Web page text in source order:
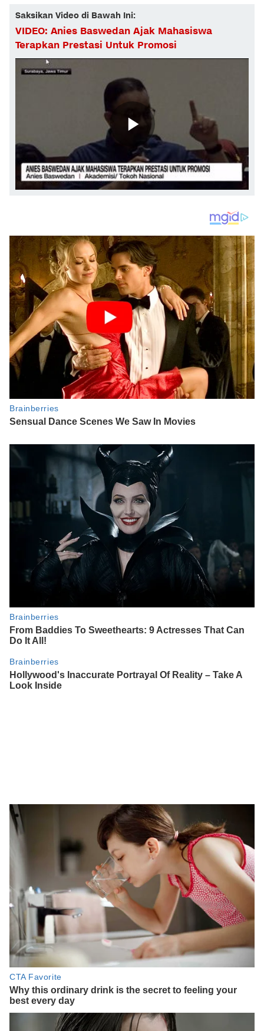
Saksikan Video di Bawah Ini:
VIDEO: Anies Baswedan Ajak Mahasiswa
Terapkan Prestasi Untuk Promosi